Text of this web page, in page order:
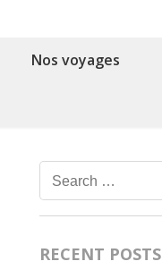
Nos voyages
Search
for:
RECENT POSTS